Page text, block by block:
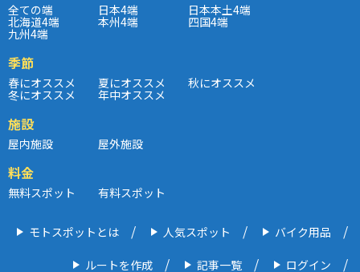
全ての端 日本4端 日本本土4端
北海道4端 本州4端 四国4端
九州4端
季節
春にオススメ 夏にオススメ 秋にオススメ
冬にオススメ 年中オススメ
施設
屋内施設 屋外施設
料金
無料スポット 有料スポット
モトスポットとは 人気スポット バイク用品
ルートを作成 記事一覧 ログイン